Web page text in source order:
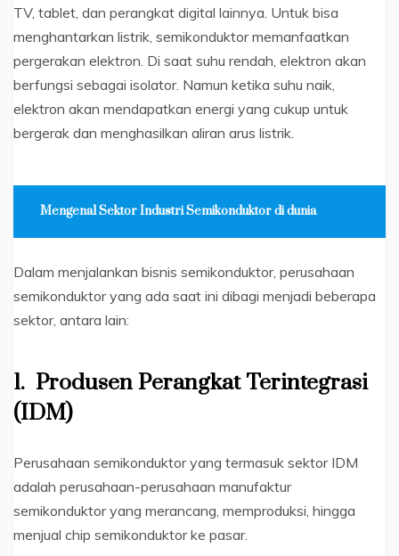
TV, tablet, dan perangkat digital lainnya. Untuk bisa
menghantarkan listrik, semikonduktor memanfaatkan
pergerakan elektron. Di saat suhu rendah, elektron akan
berfungsi sebagai isolator. Namun ketika suhu naik,
elektron akan mendapatkan energi yang cukup untuk
bergerak dan menghasilkan aliran arus listrik.
Mengenal Sektor Industri Semikonduktor di dunia
Dalam menjalankan bisnis semikonduktor, perusahaan
semikonduktor yang ada saat ini dibagi menjadi beberapa
sektor, antara lain:
1. Produsen Perangkat Terintegrasi
(IDM)
Perusahaan semikonduktor yang termasuk sektor IDM
adalah perusahaan-perusahaan manufaktur
semikonduktor yang merancang, memproduksi, hingga
menjual chip semikonduktor ke pasar.